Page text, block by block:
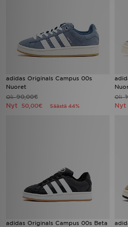
adidas Originals Campus 00s
Nuoret
Oli90,00€
Nyt 50,00€ Säästä 44%
Oli
Nyt
adidas Originals Campus 00s Beta